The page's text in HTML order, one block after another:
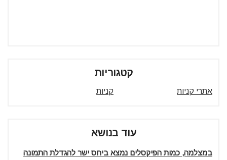
קטגוריות
אתרי קניות קניות
עוד בנושא
במצלמה, כמות הפיקסלים נמצא ביחס ישר להגדלת התמונה